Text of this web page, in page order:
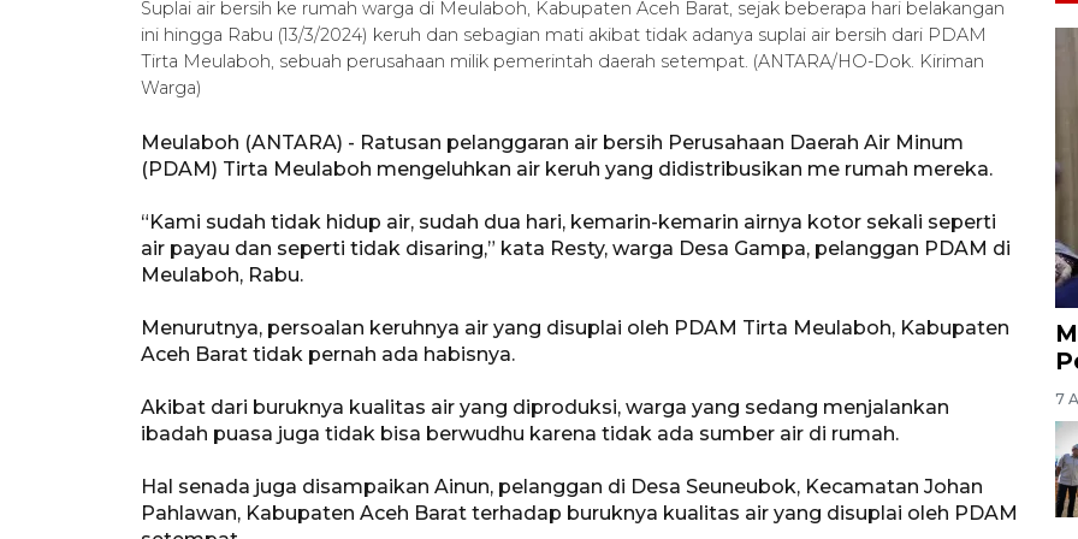
Suplai air bersih ke rumah warga di Meulaboh, Kabupaten Aceh Barat, sejak beberapa hari belakangan
ini hingga Rabu (13/3/2024) keruh dan sebagian mati akibat tidak adanya suplai air bersih dari PDAM
Tirta Meulaboh, sebuah perusahaan milik pemerintah daerah setempat. (ANTARA/HO-Dok. Kiriman
Warga)
Meulaboh (ANTARA) - Ratusan pelanggaran air bersih Perusahaan Daerah Air Minum
(PDAM) Tirta Meulaboh mengeluhkan air keruh yang didistribusikan me rumah mereka.
“Kami sudah tidak hidup air, sudah dua hari, kemarin-kemarin airnya kotor sekali seperti
air payau dan seperti tidak disaring,” kata Resty, warga Desa Gampa, pelanggan PDAM di
Meulaboh, Rabu.
Menurutnya, persoalan keruhnya air yang disuplai oleh PDAM Tirta Meulaboh, Kabupaten
Aceh Barat tidak pernah ada habisnya.
Akibat dari buruknya kualitas air yang diproduksi, warga yang sedang menjalankan
ibadah puasa juga tidak bisa berwudhu karena tidak ada sumber air di rumah.
Hal senada juga disampaikan Ainun, pelanggan di Desa Seuneubok, Kecamatan Johan
Pahlawan, Kabupaten Aceh Barat terhadap buruknya kualitas air yang disuplai oleh PDAM
7